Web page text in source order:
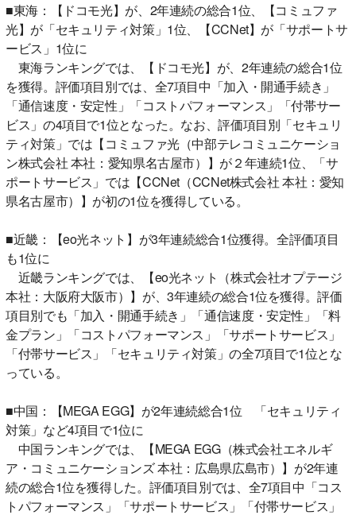
■東海：【ドコモ光】が、2年連続の総合1位、【コミュファ
光】が「セキュリティ対策」1位、【CCNet】が「サポートサ
ービス」1位に
東海ランキングでは、【ドコモ光】が、2年連続の総合1位
を獲得。評価項目別では、全7項目中「加入・開通手続き」
「通信速度・安定性」「コストパフォーマンス」「付帯サー
ビス」の4項目で1位となった。なお、評価項目別「セキュリ
ティ対策」では【コミュファ光（中部テレコミュニケーショ
ン株式会社 本社：愛知県名古屋市）】が２年連続1位、「サ
ポートサービス」では【CCNet（CCNet株式会社 本社：愛知
県名古屋市）】が初の1位を獲得している。
■近畿：【eo光ネット】が3年連続総合1位獲得。全評価項目
も1位に
近畿ランキングでは、【eo光ネット（株式会社オプテージ
本社：大阪府大阪市）】が、3年連続の総合1位を獲得。評価
項目別でも「加入・開通手続き」「通信速度・安定性」「料
金プラン」「コストパフォーマンス」「サポートサービス」
「付帯サービス」「セキュリティ対策」の全7項目で1位とな
っている。
■中国：【MEGA EGG】が2年連続総合1位 「セキュリティ
対策」など4項目で1位に
中国ランキングでは、【MEGA EGG（株式会社エネルギ
ア・コミュニケーションズ 本社：広島県広島市）】が2年連
続の総合1位を獲得した。評価項目別では、全7項目中「コス
トパフォーマンス」「サポートサービス」「付帯サービス」